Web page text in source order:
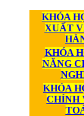
KHÓA
XUẤT
KHÓA
NĂNG
KHÓA
CHÍNH